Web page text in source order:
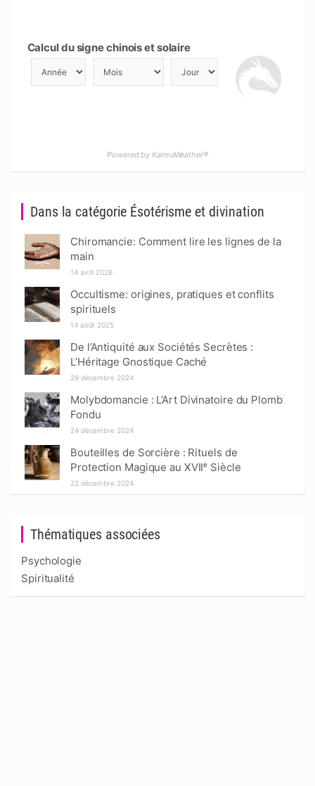
Thématiques associées
Psychologie
Spiritualité
Dans la catégorie Ésotérisme et divination
Chiromancie: Comment lire les lignes de la
main
14 avril 2026
Occultisme: origines, pratiques et conflits
spirituels
14 août 2025
De l’Antiquité aux Sociétés Secrètes :
L’Héritage Gnostique Caché
29 décembre 2024
Molybdomancie : L’Art Divinatoire du Plomb
Fondu
24 décembre 2024
Bouteilles de Sorcière : Rituels de
Protection Magique au XVIIᵉ Siècle
22 décembre 2024
Calcul du signe chinois et solaire
Powered by KarmaWeather®